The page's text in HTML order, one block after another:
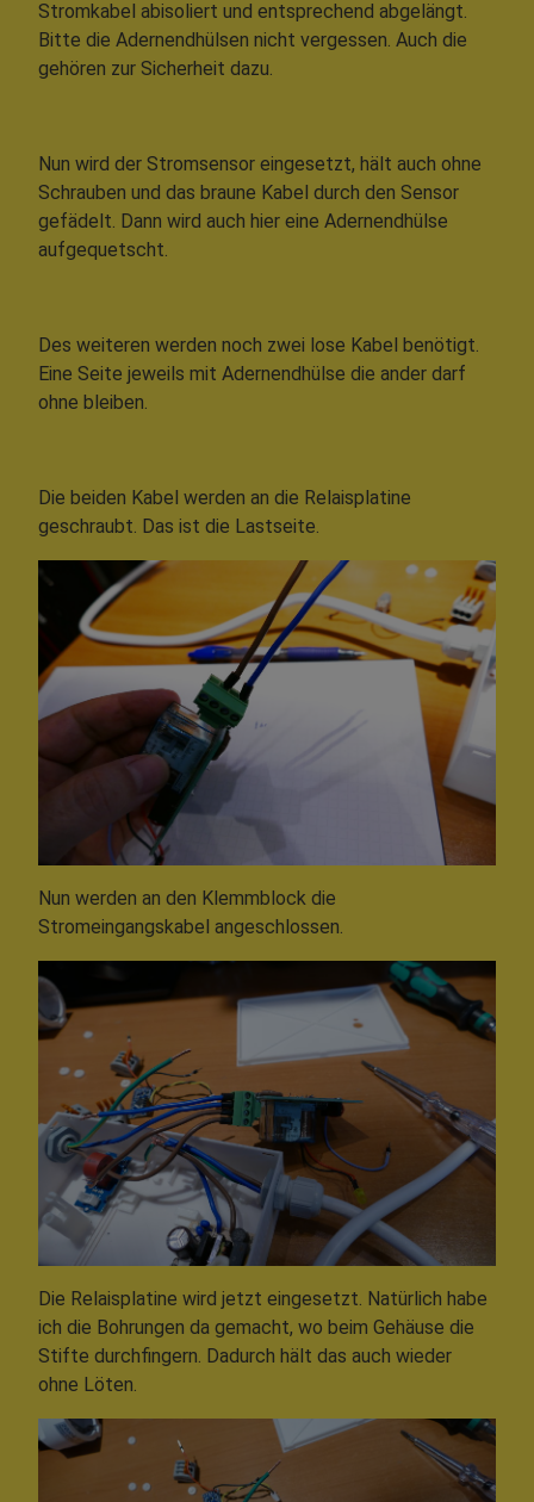
Stromkabel abisoliert und entsprechend abgelängt.
Bitte die Adernendhülsen nicht vergessen. Auch die
gehören zur Sicherheit dazu.
Nun wird der Stromsensor eingesetzt, hält auch ohne
Schrauben und das braune Kabel durch den Sensor
gefädelt. Dann wird auch hier eine Adernendhülse
aufgequetscht.
Des weiteren werden noch zwei lose Kabel benötigt.
Eine Seite jeweils mit Adernendhülse die ander darf
ohne bleiben.
Die beiden Kabel werden an die Relaisplatine
geschraubt. Das ist die Lastseite.
Nun werden an den Klemmblock die
Stromeingangskabel angeschlossen.
Die Relaisplatine wird jetzt eingesetzt. Natürlich habe
ich die Bohrungen da gemacht, wo beim Gehäuse die
Stifte durchfingern. Dadurch hält das auch wieder
ohne Löten.